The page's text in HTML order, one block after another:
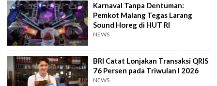
Karnaval Tanpa Dentuman:
Pemkot Malang Tegas Larang
Sound Horeg di HUT RI
NEWS
BRI Catat Lonjakan Transaksi QRIS
76 Persen pada Triwulan I 2026
NEWS